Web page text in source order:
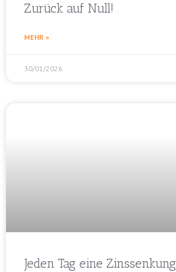
Zurück auf Null!
MEHR »
30/01/2026
Jeden Tag eine Zinssenkung